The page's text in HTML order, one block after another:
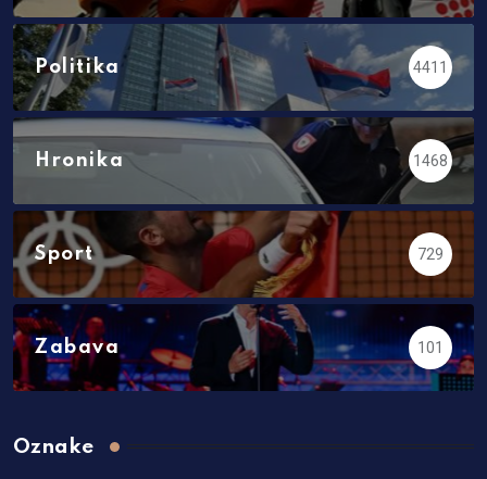
Politika 4411
Hronika 1468
Sport 729
Zabava 101
Oznake